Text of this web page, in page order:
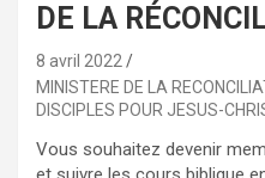
DE LA
8 avril 2022
MINISTERE DE LA
DISCIPLES POUR JESUS-
Vous souhaitez devenir